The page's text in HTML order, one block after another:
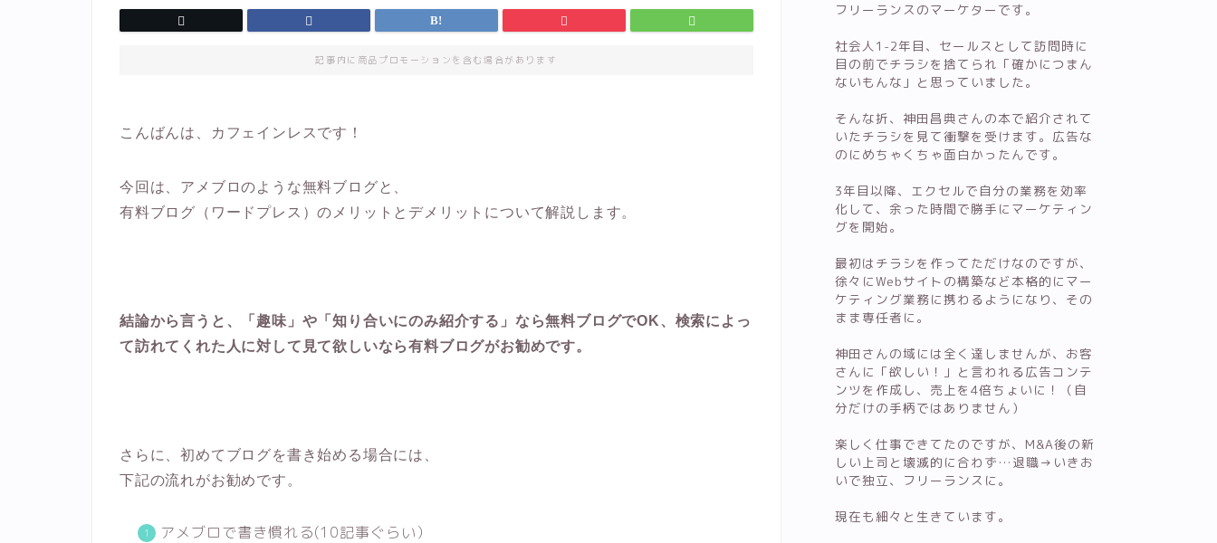
記事内に商品プロモーションを含む場合があります
こんばんは、カフェインレスです！
今回は、アメブロのような無料ブログと、
有料ブログ（ワードプレス）のメリットとデメリットについて解説します。
結論から言うと、「趣味」や「知り合いにのみ紹介する」なら無料ブログでOK、検索によっ
て訪れてくれた人に対して見て欲しいなら有料ブログがお勧めです。
さらに、初めてブログを書き始める場合には、
下記の流れがお勧めです。
アメブロで書き慣れる(10記事ぐらい）
フリーランスのマーケターです。
社会人1-2年目、セールスとして訪問時に
目の前でチラシを捨てられ「確かにつまん
ないもんな」と思っていました。
そんな折、神田昌典さんの本で紹介されて
いたチラシを見て衝撃を受けます。広告な
のにめちゃくちゃ面白かったんです。
3年目以降、エクセルで自分の業務を効率
化して、余った時間で勝手にマーケティン
グを開始。
最初はチラシを作ってただけなのですが、
徐々にWebサイトの構築など本格的にマー
ケティング業務に携わるようになり、その
まま専任者に。
神田さんの域には全く達しませんが、お客
さんに「欲しい！」と言われる広告コンテ
ンツを作成し、売上を4倍ちょいに！（自
分だけの手柄ではありません）
楽しく仕事できてたのですが、M&A後の新
しい上司と壊滅的に合わず…退職→いきお
いで独立、フリーランスに。
現在も細々と生きています。